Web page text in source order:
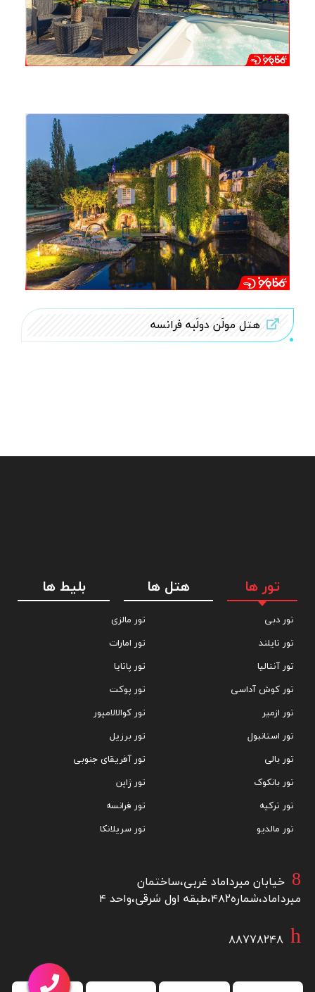
هتل مولَن دولَبه فرانسه
تور ها هتل ها بلیط ها
تور دبی
تور تایلند
تور آنتالیا
تور کوش آداسی
تور ازمیر
تور استانبول
تور بالی
تور بانکوک
تور ترکیه
تور مالدیو
تور مالزی
تور امارات
تور پاتایا
تور پوکت
تور کوالالامپور
تور برزیل
تور آفریقای جنوبی
تور ژاپن
تور فرانسه
تور سریلانکا
خیابان میرداماد غربی،ساختمان
میرداماد،شماره۴۸۲،طبقه اول شرقی،واحد ۴